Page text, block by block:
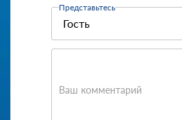
Представьтесь
Ваш комментарий